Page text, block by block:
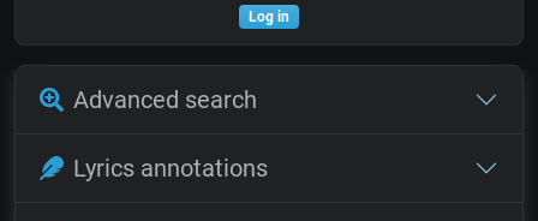
Log in
Advanced search
Lyrics annotations